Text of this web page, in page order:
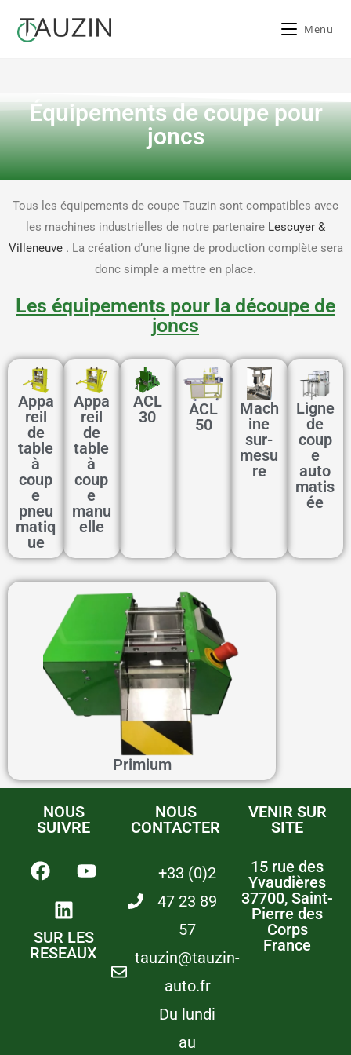
Menu
Joncs
Joncs
Équipements de coupe pour
joncs
Tous les équipements de coupe Tauzin sont compatibles avec
les machines industrielles de notre partenaire Lescuyer &
Villeneuve . La création d’une ligne de production complète sera
donc simple a mettre en place.
Les équipements pour la découpe de
joncs
Appa
reil
de
table
à
coup
e
pneu
matiq
ue
Appa
reil
de
table
à
coup
e
manu
elle
ACL
30
ACL
50
Mach
ine
sur-
mesu
re
Ligne
de
coup
e
auto
matis
ée
Primium
NOUS
SUIVRE
SUR LES
RESEAUX
NOUS
CONTACTER
+33 (0)2
47 23 89
57
tauzin@tauzin-
auto.fr
Du lundi
au
VENIR SUR
SITE
15 rue des
Yvaudières
37700, Saint-
Pierre des
Corps
France